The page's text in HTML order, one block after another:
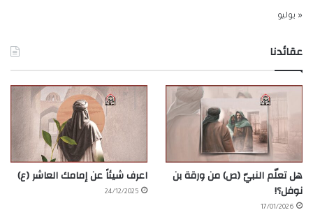
« يوليو
عقائدنا
هل تعلّم النبيّ (ص) من ورقة بن
نوفل؟!
17/01/2026
اعرف شيئاً عن إمامك العاشر (ع)
24/12/2025